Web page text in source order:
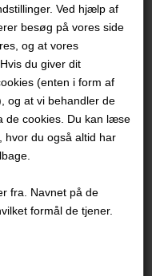
Ved hjælp af
besøg på vores side
og at vores
du giver dit
(enten i form af
og at vi behandler de
de cookies. Du kan læse
, hvor du også altid har
fra. Navnet på de
formål de tjener.